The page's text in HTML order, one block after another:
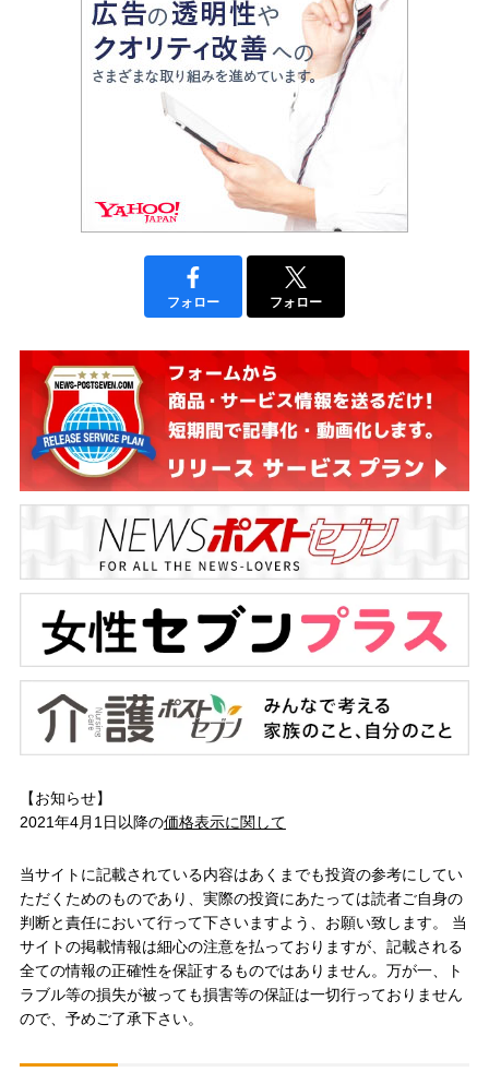
フォロー フォロー
【お知らせ】
2021年4月1日以降の価格表示に関して
当サイトに記載されている内容はあくまでも投資の参考にしてい
ただくためのものであり、実際の投資にあたっては読者ご自身の
判断と責任において行って下さいますよう、お願い致します。 当
サイトの掲載情報は細心の注意を払っておりますが、記載される
全ての情報の正確性を保証するものではありません。万が一、ト
ラブル等の損失が被っても損害等の保証は一切行っておりません
ので、予めご了承下さい。